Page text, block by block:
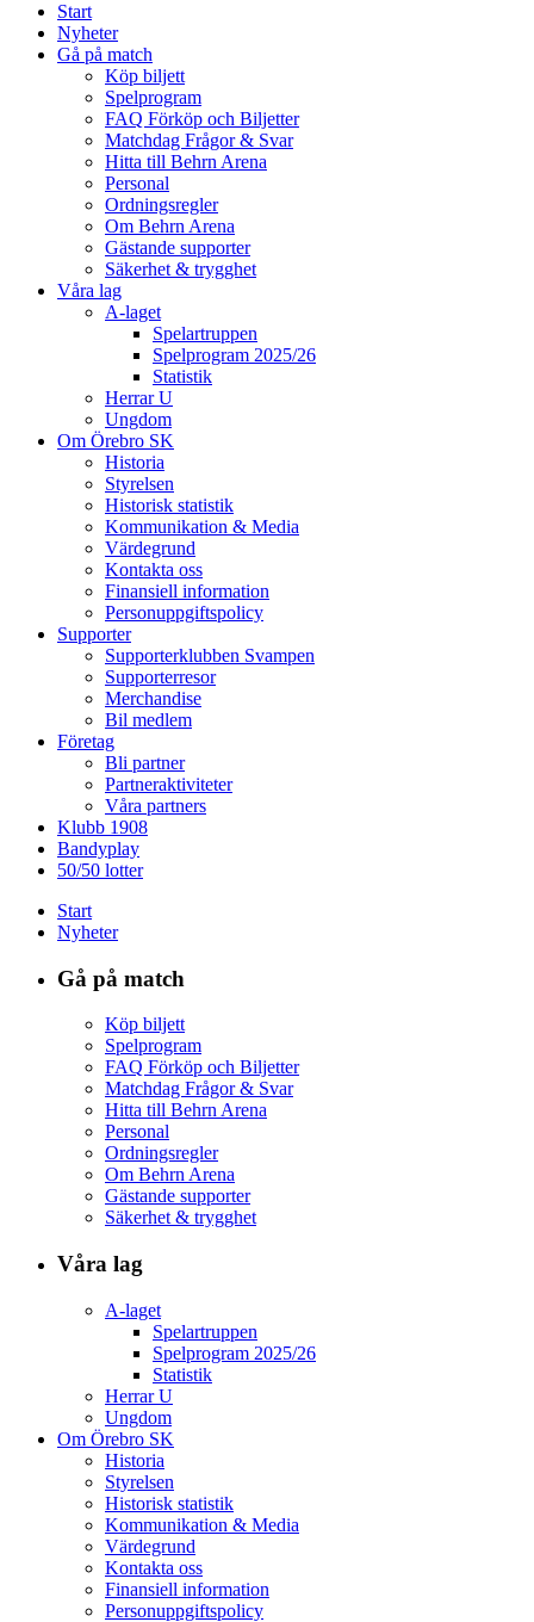
Start
Nyheter
Gå på match
Köp biljett
Spelprogram
FAQ Förköp och Biljetter
Matchdag Frågor & Svar
Hitta till Behrn Arena
Personal
Ordningsregler
Om Behrn Arena
Gästande supporter
Säkerhet & trygghet
Våra lag
A-laget
Spelartruppen
Spelprogram 2025/26
Statistik
Herrar U
Ungdom
Om Örebro SK
Historia
Styrelsen
Historisk statistik
Kommunikation & Media
Värdegrund
Kontakta oss
Finansiell information
Personuppgiftspolicy
Supporter
Supporterklubben Svampen
Supporterresor
Merchandise
Bil medlem
Företag
Bli partner
Partneraktiviteter
Våra partners
Klubb 1908
Bandyplay
50/50 lotter
Start
Nyheter
Gå på match
Köp biljett
Spelprogram
FAQ Förköp och Biljetter
Matchdag Frågor & Svar
Hitta till Behrn Arena
Personal
Ordningsregler
Om Behrn Arena
Gästande supporter
Säkerhet & trygghet
Våra lag
A-laget
Spelartruppen
Spelprogram 2025/26
Statistik
Herrar U
Ungdom
Om Örebro SK
Historia
Styrelsen
Historisk statistik
Kommunikation & Media
Värdegrund
Kontakta oss
Finansiell information
Personuppgiftspolicy